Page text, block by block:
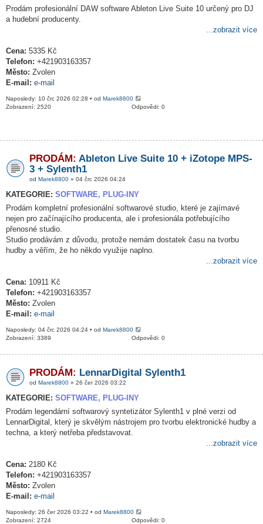
Prodám profesionální DAW software Ableton Live Suite 10 určený pro DJ
a hudební producenty.
...zobrazit více
Cena: 5335 Kč
Telefon: +421903163357
Město: Zvolen
E-mail: e-mail
Naposledy: 10 črc 2026 02:28 • od Marek8800
Odpovědi: 0
Zobrazení: 2520
PRODÁM: Ableton Live Suite 10 + iZotope MPS-
3 + Sylenth1
od Marek8800 » 04 črc 2026 04:24
KATEGORIE: SOFTWARE, PLUG-INY
Prodám kompletní profesionální softwarové studio, které je zajímavé
nejen pro začínajícího producenta, ale i profesionála potřebujícího
přenosné studio.
Studio prodávám z důvodu, protože nemám dostatek času na tvorbu
hudby a věřím, že ho někdo využije naplno.
...zobrazit více
Cena: 10911 Kč
Telefon: +421903163357
Město: Zvolen
E-mail: e-mail
Naposledy: 04 črc 2026 04:24 • od Marek8800
Odpovědi: 0
Zobrazení: 3389
PRODÁM: LennarDigital Sylenth1
od Marek8800 » 26 čer 2026 03:22
KATEGORIE: SOFTWARE, PLUG-INY
Prodám legendární softwarový syntetizátor Sylenth1 v plné verzi od
LennarDigital, který je skvělým nástrojem pro tvorbu elektronické hudby a
techna, a který netřeba představovat.
...zobrazit více
Cena: 2180 Kč
Telefon: +421903163357
Město: Zvolen
E-mail: e-mail
Naposledy: 26 čer 2026 03:22 • od Marek8800
Odpovědi: 0
Zobrazení: 2724